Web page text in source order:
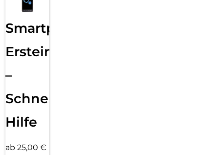
Smartphone
Ersteinrichtung
–
Schnelle
Hilfe
ab 25,00 €